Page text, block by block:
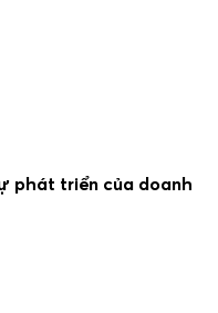
phát triển của doanh